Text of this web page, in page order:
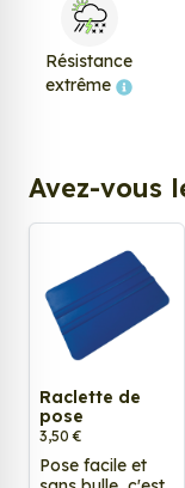
Résistance
extrême
Avez-vous
Raclette de
pose
3,50 €
Pose facile et